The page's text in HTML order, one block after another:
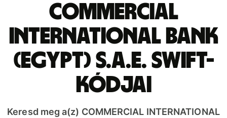
COMMERCIAL
INTERNATIONAL BANK
(EGYPT) S.A.E. SWIFT-
kódjai
Keresd meg a(z) COMMERCIAL INTERNATIONAL